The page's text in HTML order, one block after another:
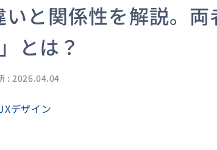
いと関係性を解説。
とは？
: 2026.04.04
デザイン